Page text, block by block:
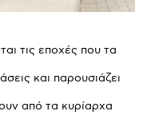
τις εποχές που τα
και παρουσιάζει
από τα κυρίαρχα